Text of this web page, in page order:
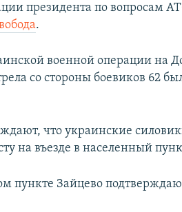
президента по вопросам
.
военной операции на
со стороны боевиков 62
что украинские
на въезде в населенный
пункте Зайцево